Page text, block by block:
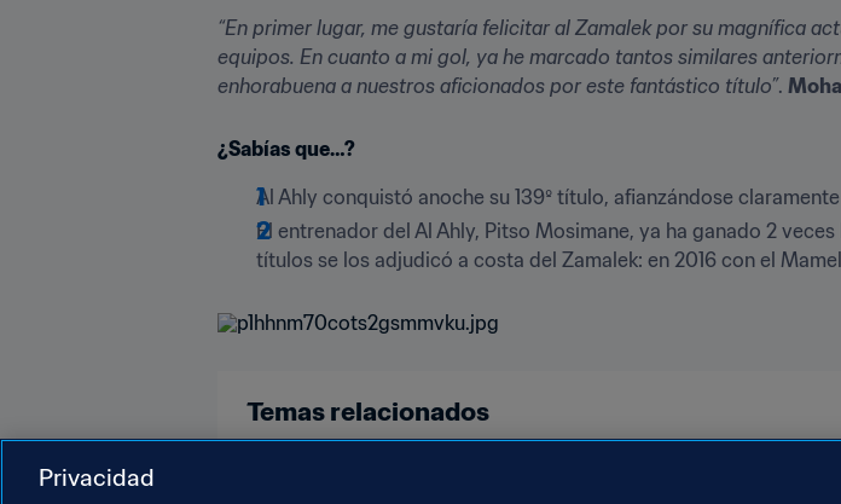
“En primer lugar, me gustaría felicitar al Zamalek por su magnífica
equipos. En cuanto a mi gol, ya he marcado tantos similares
enhorabuena a nuestros aficionados por este fantástico título”.
¿Sabías que…?
Al Ahly conquistó anoche su 139º título, afianzándose
El entrenador del Al Ahly, Pitso Mosimane, ya ha ganado 2
títulos se los adjudicó a costa del Zamalek: en 2016 con el
Temas relacionados
Privacidad